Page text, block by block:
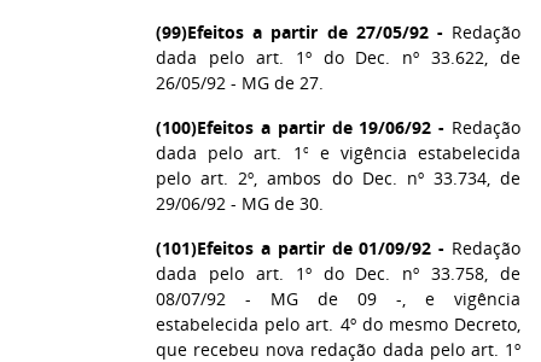
(99)Efeitos a partir de 27/05/92 -Redação
dada pelo art. 1º do Dec. nº 33.622, de
26/05/92 - MG de 27.
(100)Efeitos a partir de 19/06/92 - Redação
dada pelo art. 1º e vigência estabelecida
pelo art. 2º, ambos do Dec. nº 33.734, de
29/06/92 - MG de 30.
(101)Efeitos a partir de 01/09/92 - Redação
dada pelo art. 1º do Dec. nº 33.758, de
08/07/92 - MG de 09 -, e vigência
estabelecida pelo art. 4º do mesmo Decreto,
que recebeu nova redação dada pelo art. 1º